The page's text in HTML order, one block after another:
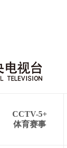
CCTV-5+
体育赛事